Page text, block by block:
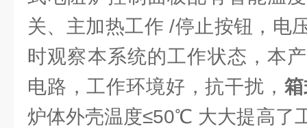
关、主加热工作 /停止按钮，电
时观察本系统的工作状态，本
电路，工作环境好，抗干扰，
炉体外壳温度≤50℃ 大大提高了